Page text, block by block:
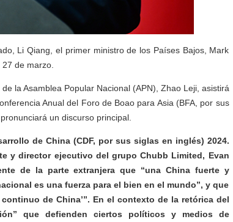
Li Qiang, el primer ministro de los Países Bajos, Mark
de marzo.
la Asamblea Popular Nacional (APN), Zhao Leji, asistirá
Anual del Foro de Boao para Asia (BFA, por sus
un discurso principal.
de China (CDF, por sus siglas en inglés) 2024.
y director ejecutivo del grupo Chubb Limited, Evan
de la parte extranjera que “una China fuerte y
es una fuerza para el bien en el mundo”, y que
de China’”. En el contexto de la retórica del
que defienden ciertos políticos y medios de